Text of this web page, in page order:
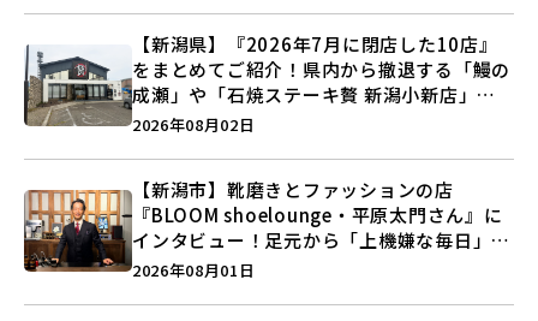
【新潟県】『2026年7月に閉店した10店』
をまとめてご紹介！県内から撤退する「鰻の
成瀬」や「石焼ステーキ贅 新潟小新店」が
営業に幕…。
2026年08月02日
【新潟市】靴磨きとファッションの店
『BLOOM shoelounge・平原太門さん』に
インタビュー！足元から「上機嫌な毎日」を
つくる装いの提案とは？
2026年08月01日